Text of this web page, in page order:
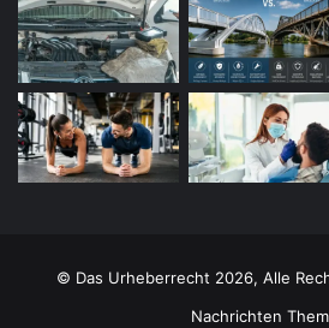
© Das Urheberrecht 2026, Alle
Nachrichten